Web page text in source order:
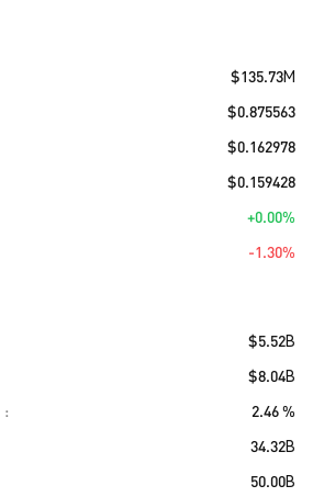
$135.73M
$0.875563
$0.162978
$0.159428
+0.00%
-1.30%
$5.52B
$8.04B
2.46 %
34.32B
50.00B